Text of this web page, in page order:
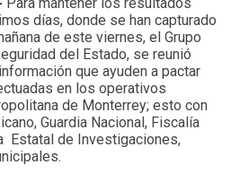
Para mantener los resultados
días, donde se han capturado
de este viernes, el Grupo
del Estado, se reunió
que ayuden a pactar
en los operativos
de Monterrey; esto con
Guardia Nacional, Fiscalía
Estatal de Investigaciones,